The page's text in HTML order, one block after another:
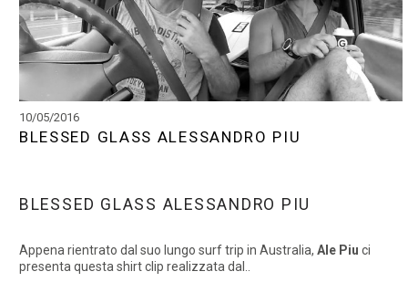
10/05/2016
BLESSED GLASS ALESSANDRO PIU
BLESSED GLASS ALESSANDRO PIU
Appena rientrato dal suo lungo surf trip in Australia, Ale Piu ci
presenta questa shirt clip realizzata dal..